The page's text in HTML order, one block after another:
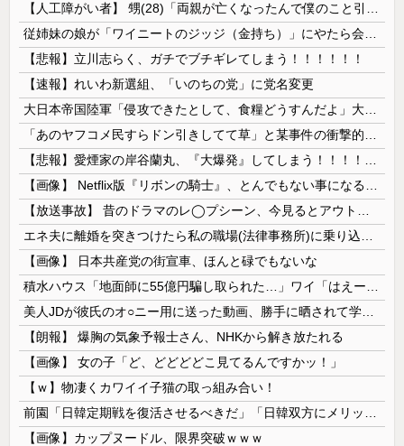
【悲報】立川志らく、ガチでブチギレてしまう！！！！！！
【速報】れいわ新選組、「いのちの党」に党名変更
【画像】 日本共産党の街宣車、ほんと碌でもないな
【朗報】 爆胸の気象予報士さん、NHKから解き放たれる
【画像】 女の子「ど、どどどどこ見てるんですかッ！」
【ｗ】物凄くカワイイ子猫の取っ組み合い！
【画像】カップヌードル、限界突破ｗｗｗ